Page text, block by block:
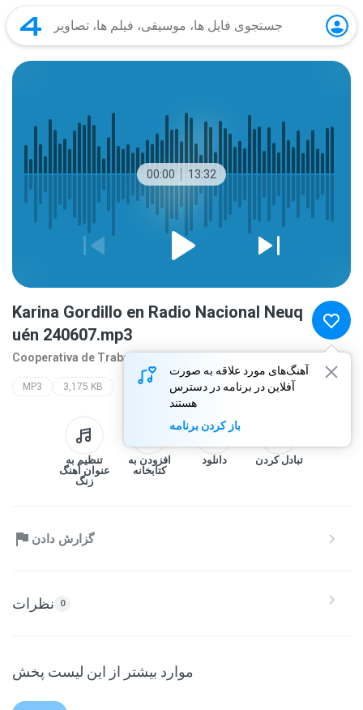
00:00 13:32
آهنگ‌های مورد علاقه به صورت
آفلاین در برنامه در دسترس
هستند
باز کردن برنامه
Karina Gordillo en Radio Nacional Neuq
uén 240607.mp3
Cooperativa de Traba
MP3 3,175 KB
تنظیم به
عنوان آهنگ
زنگ
افزودن به
کتابخانه
دانلود تبادل کردن
گزارش دادن
نظرات 0
موارد بیشتر از این لیست پخش